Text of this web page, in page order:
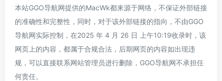
本站GGO导航网提供的MacWk都来源于网络，不保证外部链接
的准确性和完整性，同时，对于该外部链接的指向，不由GGO
导航网实际控制，在2025 年 4 月 26 日 上午10:19收录时，该
网页上的内容，都属于合规合法，后期网页的内容如出现违
规，可以直接联系网站管理员进行删除，GGO导航网不承担任
何责任。